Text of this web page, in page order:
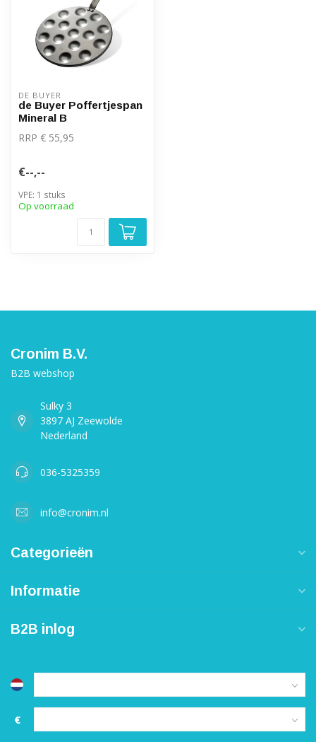
DE BUYER
de Buyer Poffertjespan
Mineral B
RRP € 55,95
€--,--
VPE: 1 stuks
Op voorraad
Cronim B.V.
B2B webshop
Sulky 3
3897 AJ Zeewolde
Nederland
036-5325359
info@cronim.nl
Categorieën
Informatie
B2B inlog
€